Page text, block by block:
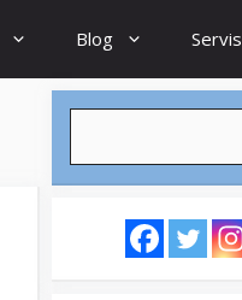
Blog Servis